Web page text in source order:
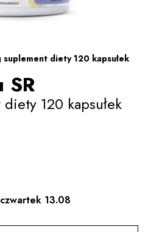
suplement diety 120 kapsułek
SR
120 kapsułek
13.08